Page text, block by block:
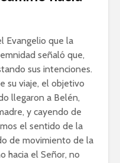
Evangelio que la
señaló que,
sus intenciones.
su viaje, el objetivo
llegaron a Belén,
y cayendo de
el sentido de la
de movimiento de la
hacia el Señor, no